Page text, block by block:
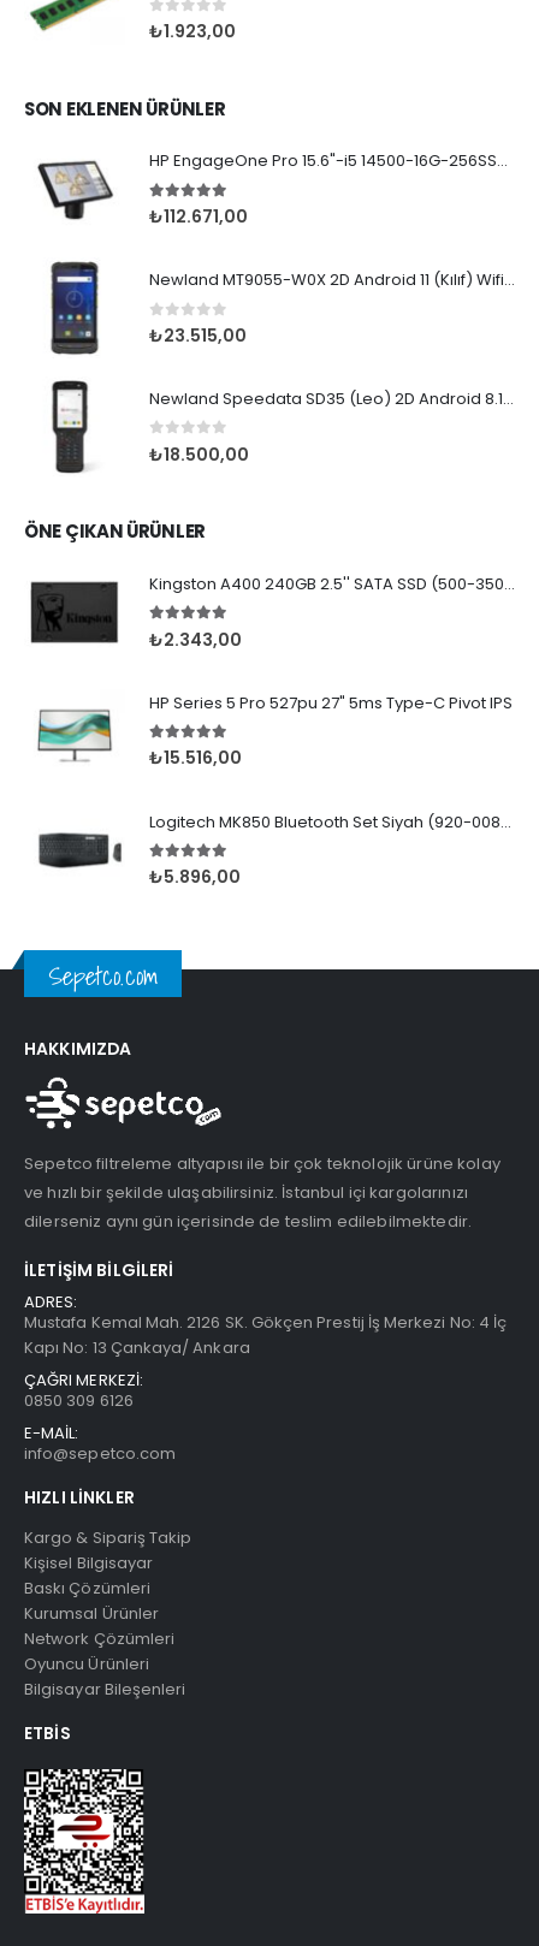
0 5 üzerinden
₺1.923,00
SON EKLENEN ÜRÜNLER
HP EngageOne Pro 15.6"-i5 14500-16G-256SSD-OST W11
5.00 5 üzerinden
₺112.671,00
Newland MT9055-W0X 2D Android 11 (Kılıf) Wifi BT
0 5 üzerinden
₺23.515,00
Newland Speedata SD35 (Leo) 2D Android 8.1 Wifi BT
0 5 üzerinden
₺18.500,00
ÖNE ÇIKAN ÜRÜNLER
Kingston A400 240GB 2.5'' SATA SSD (500-350MB/s)
5.005 üzerinden
₺2.343,00
HP Series 5 Pro 527pu 27" 5ms Type-C Pivot IPS
5.005 üzerinden
₺15.516,00
Logitech MK850 Bluetooth Set Siyah (920-008230)
5.005 üzerinden
₺5.896,00
Sepetco.com
HAKKIMIZDA
Sepetco filtreleme altyapısı ile bir çok teknolojik ürüne kolay
ve hızlı bir şekilde ulaşabilirsiniz. İstanbul içi kargolarınızı
dilerseniz aynı gün içerisinde de teslim edilebilmektedir.
İLETIŞIM BILGILERI
ADRES:
Mustafa Kemal Mah. 2126 SK. Gökçen Prestij İş Merkezi No: 4 İç
Kapı No: 13 Çankaya/ Ankara
ÇAĞRI MERKEZİ:
0850 309 6126
E-MAİL:
info@sepetco.com
HIZLI LINKLER
Kargo & Sipariş Takip
Kişisel Bilgisayar
Baskı Çözümleri
Kurumsal Ürünler
Network Çözümleri
Oyuncu Ürünleri
Bilgisayar Bileşenleri
ETBIS